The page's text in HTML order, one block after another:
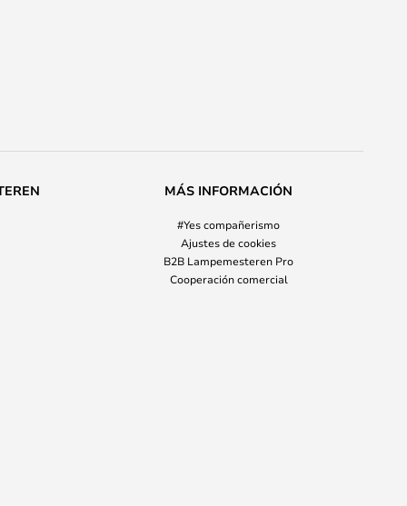
MÁS INFORMACIÓN
#Yes compañerismo
Ajustes de cookies
B2B Lampemesteren Pro
Cooperación comercial